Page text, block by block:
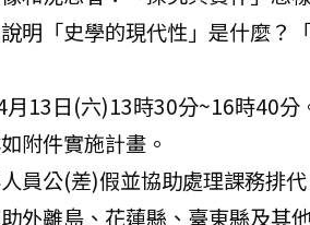
明「史學的現代性」是什麼？
13日(六)13時30分~16時40
附件實施計畫。
員公(差)假並協助處理課務排
外離島、花蓮縣、臺東縣及其